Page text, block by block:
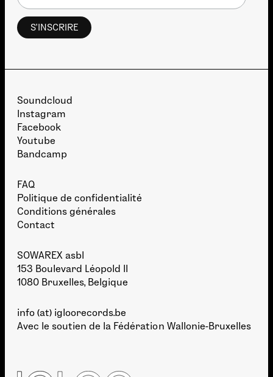
Soundcloud
Instagram
Facebook
Youtube
Bandcamp
FAQ
Politique de confidentialité
Conditions générales
Contact
SOWAREX asbl
153 Boulevard Léopold II
1080 Bruxelles, Belgique
info (at) igloorecords.be
Avec le soutien de la Fédération Wallonie-Bruxelles